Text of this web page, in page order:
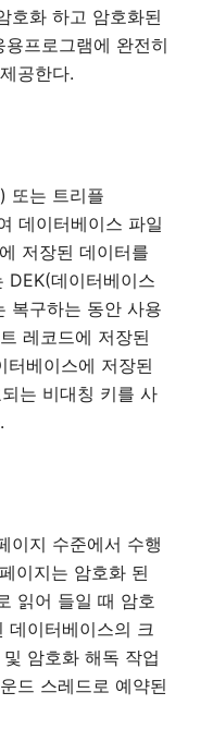
호화 하고 암호화된
프로그램에 완전히
공한다.
또는 트리플
데이터베이스 파일
저장된 데이터를
DEK(데이터베이스
복구하는 동안 사용
레코드에 저장된
베이스에 저장된
는 비대칭 키를 사
이지 수준에서 수행
이지는 암호화 된
읽어 들일 때 암호
데이터베이스의 크
암호화 해독 작업
드 스레드로 예약된